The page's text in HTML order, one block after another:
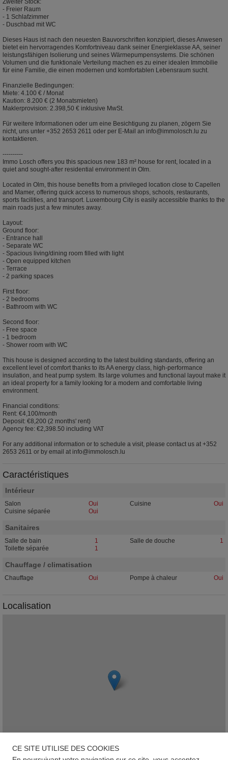
Zweiter Stock:
- Freier Raum
- 1 Schlafzimmer
- Duschbad mit WC
Dieses Haus ist nach den neuesten Bauvorschriften konzipiert, dieses Anwesen
bietet ein hervorragendes Komfortniveau dank seiner Energieklasse AA, seiner
leistungsfähigen Isolierung und seines Wärmepumpensystems. Die schönen
Volumen und die funktionale Verteilung machen es zu einer idealen Immobilie
für eine Familie, die einen modernen und komfortablen Lebensraum sucht.
Finanzielle Bedingungen:
Miete: 4.100 € / Monat
Kaution: 8.200 € (2 Monatsmieten)
Maklerprovision: 2.398,50 € inklusive MwSt.
Für weitere Informationen oder um eine Besichtigung zu planen, zögern Sie
nicht, uns unter +352 2653 2611 oder per E-Mail an info@immolosch.lu zu
kontaktieren.
----------
Immo Losch offers you this spacious new 183 m² house for rent, located in a
quiet and sought-after residential environment in Olm.
Located in Olm, this house benefits from a privileged location close to Capellen
and Mamer, offering quick access to numerous shops, schools, restaurants,
sports facilities, and transport. Luxembourg City is easily accessible thanks to the
main roads just a few minutes away.
Layout:
Ground floor:
- Entrance hall
- Separate WC
- Spacious living/dining room filled with light
- Open equipped kitchen
- Terrace
- 2 parking spaces
First floor:
- 2 bedrooms
- Bathroom with WC
Second floor:
- Free space
- 1 bedroom
- Shower room with WC
This house is designed according to the latest building standards, offering an
excellent level of comfort thanks to its AA energy class, high-performance
insulation, and heat pump system. Its large volumes and functional layout make it
an ideal property for a family looking for a modern and comfortable living
environment.
Financial conditions:
Rent: €4,100/month
Deposit: €8,200 (2 months' rent)
Agency fee: €2,398.50 including VAT
For any additional information or to schedule a visit, please contact us at +352
2653 2611 or by email at info@immolosch.lu
Caractéristiques
Intérieur
Salon Oui Cuisine
Oui
Cuisine séparée
Oui
Sanitaires
Salle de bain 1 Salle de douche
1
Toilette séparée
1
Chauffage / climatisation
Chauffage Oui Pompe à chaleur Oui
Localisation
CE SITE UTILISE DES COOKIES